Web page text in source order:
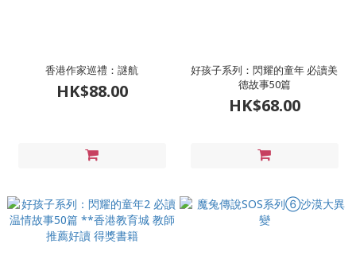
香港作家巡禮：謎航
HK$88.00
好孩子系列：閃耀的童年 必讀美
德故事50篇
HK$68.00